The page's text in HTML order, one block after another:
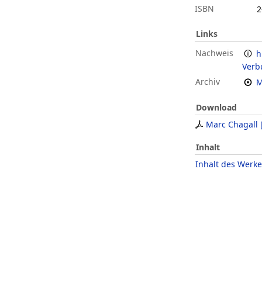
ISBN
Links
Nachweis
Archiv
Download
Marc Chagall
Inhalt
Inhalt des